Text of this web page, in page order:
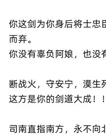
你这剑为你身后将士忠
而弃。
你没有辜负阿娘，也没
断战火，守安宁，漠生
这方是你的剑道大成！
司南直指南方，永不向